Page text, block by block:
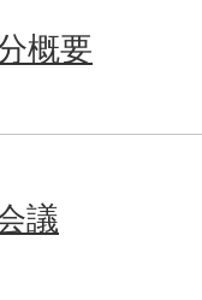
概要
議